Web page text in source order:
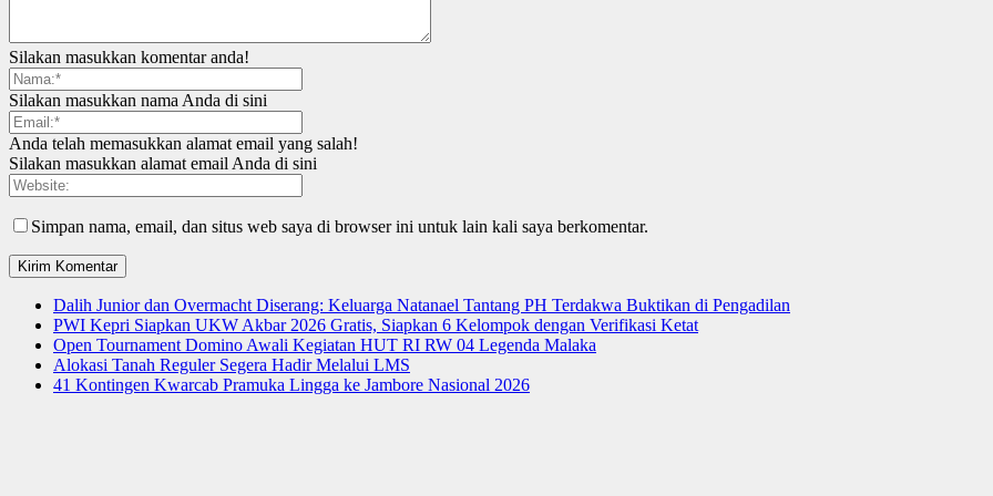
Silakan masukkan komentar anda!
Silakan masukkan nama Anda di sini
Anda telah memasukkan alamat email yang salah!
Silakan masukkan alamat email Anda di sini
Simpan nama, email, dan situs web saya di browser ini untuk lain kali saya berkomentar.
Dalih Junior dan Overmacht Diserang: Keluarga Natanael Tantang PH Terdakwa Buktikan di Pengadilan
PWI Kepri Siapkan UKW Akbar 2026 Gratis, Siapkan 6 Kelompok dengan Verifikasi Ketat
Open Tournament Domino Awali Kegiatan HUT RI RW 04 Legenda Malaka
Alokasi Tanah Reguler Segera Hadir Melalui LMS
41 Kontingen Kwarcab Pramuka Lingga ke Jambore Nasional 2026